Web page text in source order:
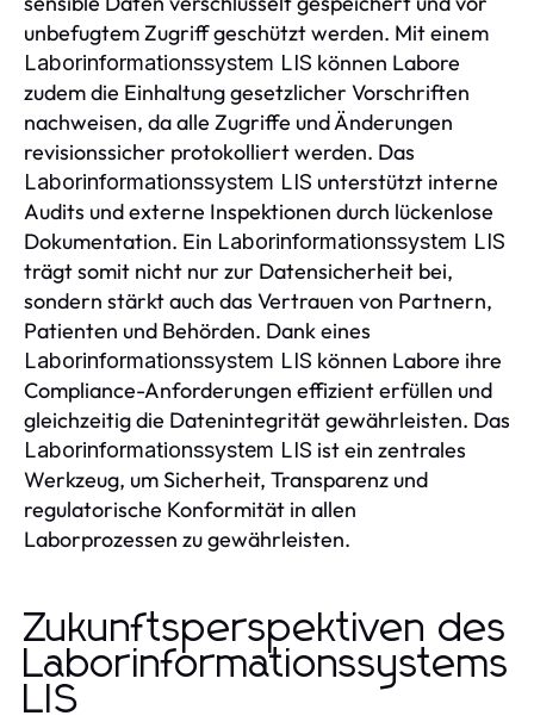
unbefugtem Zugriff geschützt werden. Mit einem
Laborinformationssystem LIS können Labore
zudem die Einhaltung gesetzlicher Vorschriften
nachweisen, da alle Zugriffe und Änderungen
revisionssicher protokolliert werden. Das
Laborinformationssystem LIS unterstützt interne
Audits und externe Inspektionen durch lückenlose
Dokumentation. Ein Laborinformationssystem LIS
trägt somit nicht nur zur Datensicherheit bei,
sondern stärkt auch das Vertrauen von Partnern,
Patienten und Behörden. Dank eines
Laborinformationssystem LIS können Labore ihre
Compliance-Anforderungen effizient erfüllen und
gleichzeitig die Datenintegrität gewährleisten. Das
Laborinformationssystem LIS ist ein zentrales
Werkzeug, um Sicherheit, Transparenz und
regulatorische Konformität in allen
Laborprozessen zu gewährleisten.
Zukunftsperspektiven des
Laborinformationssystems
LIS